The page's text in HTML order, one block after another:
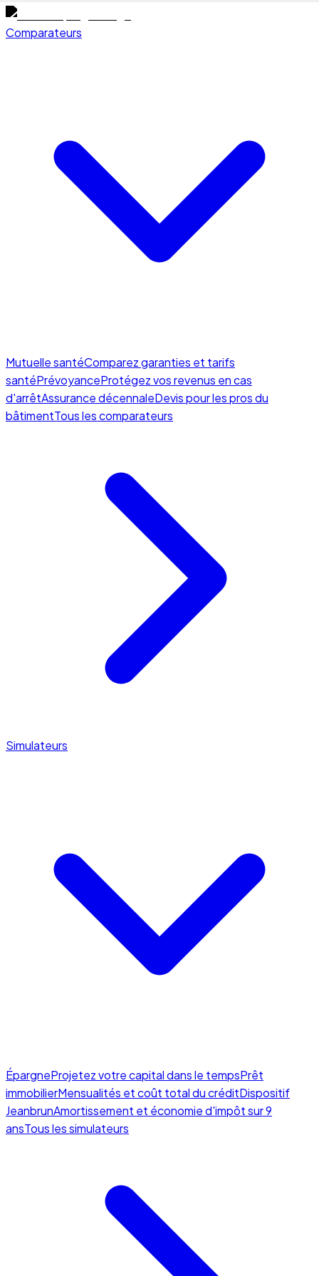
Comparateurs
Mutuelle santéComparez garanties et tarifs
santéPrévoyanceProtégez vos revenus en cas
d'arrêtAssurance décennaleDevis pour les pros du
bâtimentTous les comparateurs
Simulateurs
ÉpargneProjetez votre capital dans le tempsPrêt
immobilierMensualités et coût total du créditDispositif
JeanbrunAmortissement et économie d'impôt sur 9
ansTous les simulateurs